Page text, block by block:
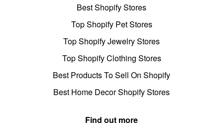
Best Shopify Stores
Top Shopify Pet Stores
Top Shopify Jewelry Stores
Top Shopify Clothing Stores
Best Products To Sell On Shopify
Best Home Decor Shopify Stores
Find out more